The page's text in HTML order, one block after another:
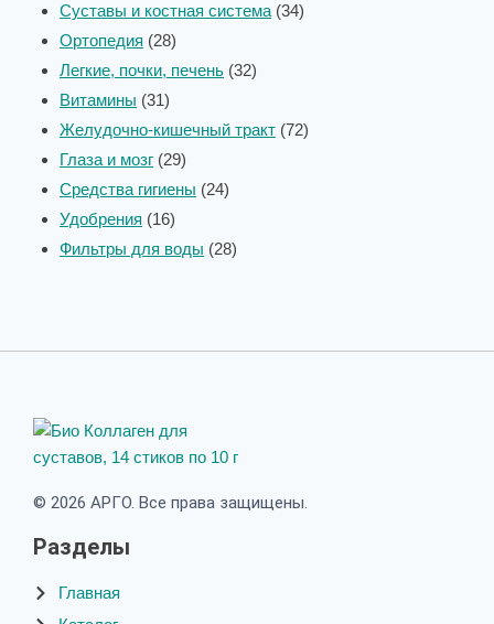
Суставы и костная система 34
Ортопедия
28
Легкие, почки, печень 32
Витамины 31
Желудочно-кишечный тракт 72
Глаза и мозг 29
Средства гигиены
24
Удобрения
16
Фильтры для воды
28
© 2026 АРГО. Все права защищены.
Разделы
Главная